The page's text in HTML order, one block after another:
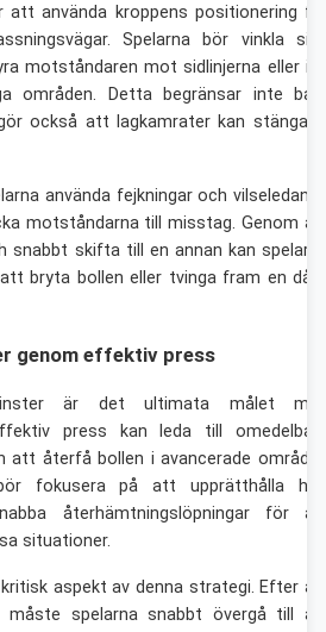
att använda kroppens positionering
Spelarna bör vinkla
motståndaren mot sidlinjerna eller in
områden. Detta begränsar inte
också att lagkamrater kan stänga
använda fejkningar och
motståndarna till misstag. Genom
snabbt skifta till en annan kan
bryta bollen eller tvinga fram en
genom effektiv press
är det ultimata målet
press kan leda till
att återfå bollen i avancerade
fokusera på att upprätthålla
återhämtningslöpningar för
situationer.
aspekt av denna strategi. Efter
måste spelarna snabbt övergå till